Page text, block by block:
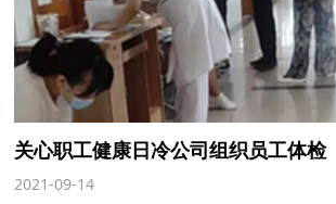
关心职工健康日冷公司组织员工体检
2021-09-14